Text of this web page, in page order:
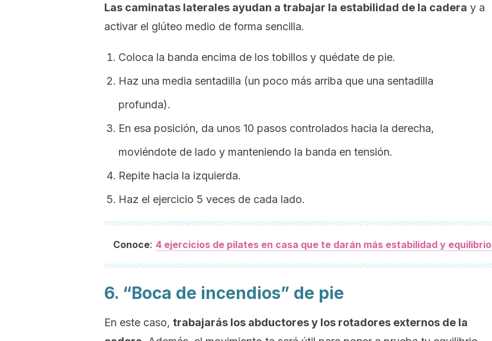
Las caminatas laterales ayudan a trabajar la estabilidad de la cadera y a
activar el glúteo medio de forma sencilla.
Coloca la banda encima de los tobillos y quédate de pie.
Haz una media sentadilla (un poco más arriba que una sentadilla
profunda).
En esa posición, da unos 10 pasos controlados hacia la derecha,
moviéndote de lado y manteniendo la banda en tensión.
Repite hacia la izquierda.
Haz el ejercicio 5 veces de cada lado.
Conoce: 4 ejercicios de pilates en casa que te darán más estabilidad y equilibrio
6. “Boca de incendios” de pie
En este caso, trabajarás los abductores y los rotadores externos de la